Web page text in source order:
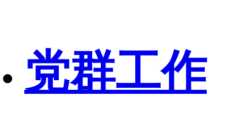
党群工作